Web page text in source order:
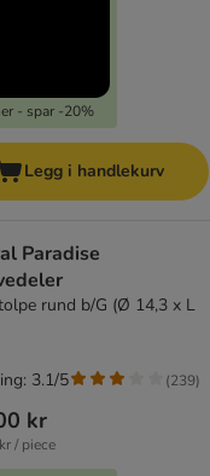
- spar -20%
Legg i handlekurv
Paradise
rund b/G (Ø 14,3 x L
kr
/ piece
3.1/5 (239)